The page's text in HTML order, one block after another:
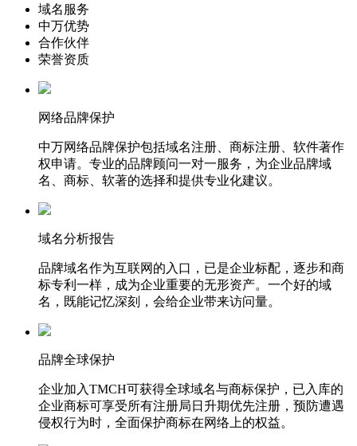
域名服务
中万优势
合作伙伴
荣誉资质
网络品牌保护
中万网络品牌保护包括域名注册、商标注册、软件著作
权申请。专业的品牌顾问一对一服务，为企业品牌域
名、商标、软著的选择和提供专业化建议。
域名分析报告
品牌域名作为互联网的入口，已是企业标配，逐步和商
标专利一样，成为企业重要的无形资产。一个好的域
名，既能记忆深刻，会给企业带来访问量。
品牌全球保护
企业加入TMCH可获得全球域名与商标保护，已入库的
企业商标可享受所有注册局日升期优先注册，预防遭遇
侵权行为时，全面保护商标在网络上的权益。